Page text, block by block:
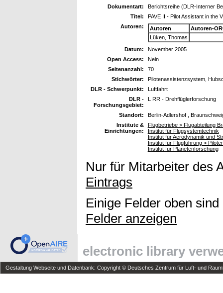
Dokumentart:
Berichtsreihe (DLR-Interner
Titel:
PAVE II - Pilot Assistant in the
Autoren:
Autoren
Autoren-
Lüken, Thomas
Datum:
November 2005
Open Access:
Nein
Seitenanzahl:
70
Stichwörter:
Pilotenassistenzsystem,
DLR - Schwerpunkt:
Luftfahrt
DLR -
Forschungsgebiet:
L RR - Drehflüglerforschung
Standort:
Berlin-Adlershof ,
Institute &
Einrichtungen:
Flugbetriebe > Flugabteilung
Institut für Flugsystemtechnik
Institut für Aerodynamik und
Institut für Flugführung >
Institut für Planetenforschung
Nur für Mitarbeiter des
Eintrags
Einige Felder oben
Felder anzeigen
electronic library
Gestaltung Webseite und Datenbank: Copyright © Deutsches Zentrum für Luft- und